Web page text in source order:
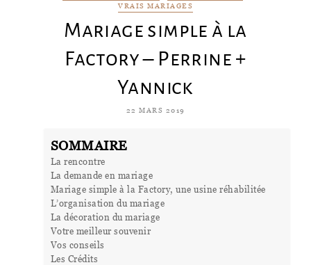
VRAIS MARIAGES
Mariage simple à la
Factory – Perrine +
Yannick
22 MARS 2019
SOMMAIRE
La rencontre
La demande en mariage
Mariage simple à la Factory, une usine réhabilitée
L’organisation du mariage
La décoration du mariage
Votre meilleur souvenir
Vos conseils
Les Crédits